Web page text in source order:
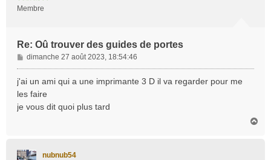
Membre
Re: Oû trouver des guides de portes
M
e
s
a
g
dimanche 27 août 2023, 18:54:46
j'ai un ami qui a une imprimante 3 D il va regarder pour me
les faire
je vous dit quoi plus tard
nubnub54